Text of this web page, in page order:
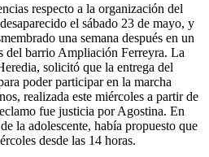
respecto a la organización del
el sábado 23 de mayo, y
una semana después en un
del barrio Ampliación Ferreyra. La
solicitó que la entrega del
poder participar en la marcha
realizada este miércoles a partir de
fue justicia por Agostina. En
la adolescente, había propuesto que
desde las 14 horas.